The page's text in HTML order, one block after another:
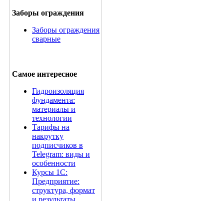
Заборы ограждения
Заборы ограждения
сварные
Самое интересное
Гидроизоляция
фундамента:
материалы и
технологии
Тарифы на
накрутку
подписчиков в
Telegram: виды и
особенности
Курсы 1С:
Предприятие:
структура, формат
и результаты